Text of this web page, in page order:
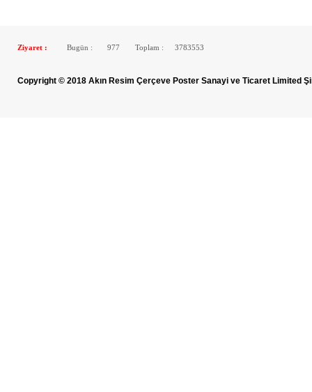
Ziyaret : Bugün : 977 Toplam : 3783553
Copyright © 2018 Akın Resim Çerçeve Poster Sanayi ve Ticaret Limited